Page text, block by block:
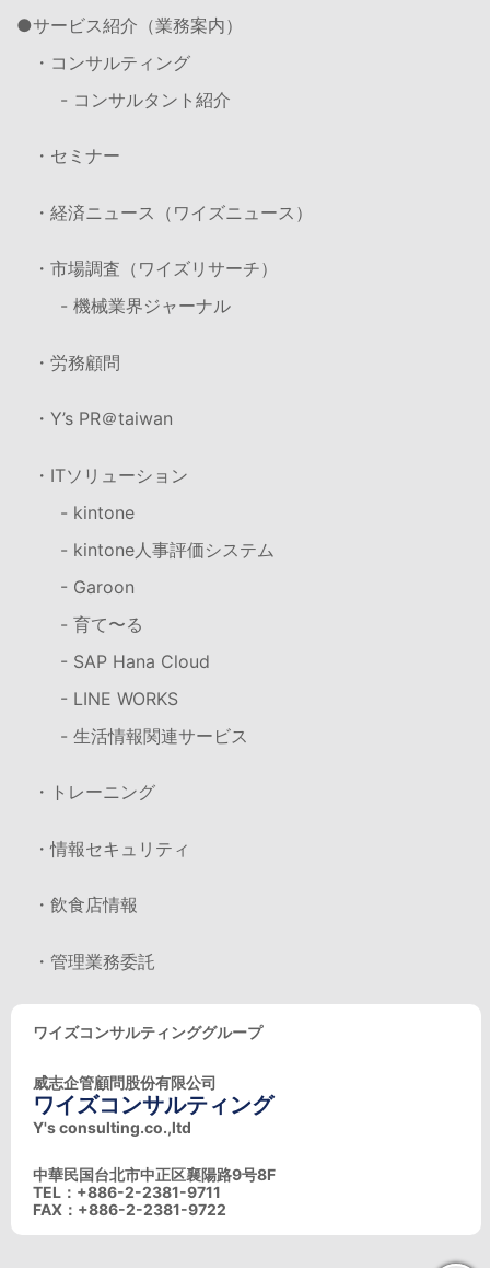
サービス紹介（業務案内）
・コンサルティング
- コンサルタント紹介
・セミナー
・経済ニュース（ワイズニュース）
・市場調査（ワイズリサーチ）
- 機械業界ジャーナル
・労務顧問
・Y’s PR＠taiwan
・ITソリューション
- kintone
- kintone人事評価システム
- Garoon
- 育て〜る
- SAP Hana Cloud
- LINE WORKS
- 生活情報関連サービス
・トレーニング
・情報セキュリティ
・飲食店情報
・管理業務委託
ワイズコンサルティンググループ
威志企管顧問股份有限公司
ワイズコンサルティング
Y's consulting.co.,ltd
中華民国台北市中正区襄陽路9号8F
TEL：+886-2-2381-9711
FAX：+886-2-2381-9722